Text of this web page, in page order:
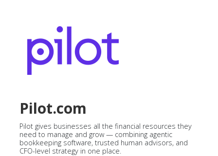
Pilot.com
Pilot gives businesses all the financial resources they
need to manage and grow — combining agentic
bookkeeping software, trusted human advisors, and
CFO-level strategy in one place.